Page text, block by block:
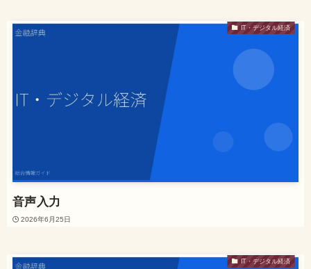
IT・デジタル経済
音声入力
2026年6月25日
IT・デジタル経済